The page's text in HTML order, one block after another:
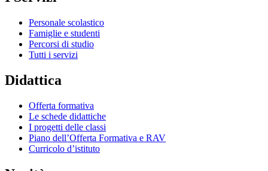
Personale scolastico
Famiglie e studenti
Percorsi di studio
Tutti i servizi
Didattica
Offerta formativa
Le schede didattiche
I progetti delle classi
Piano dell’Offerta Formativa e RAV
Curricolo d’istituto